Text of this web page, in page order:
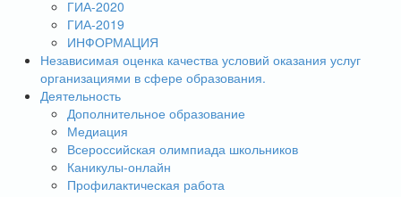
ГИА-2020
ГИА-2019
ИНФОРМАЦИЯ
Независимая оценка качества условий оказания услуг
организациями в сфере образования.
Деятельность
Дополнительное образование
Медиация
Всероссийская олимпиада школьников
Каникулы-онлайн
Профилактическая работа